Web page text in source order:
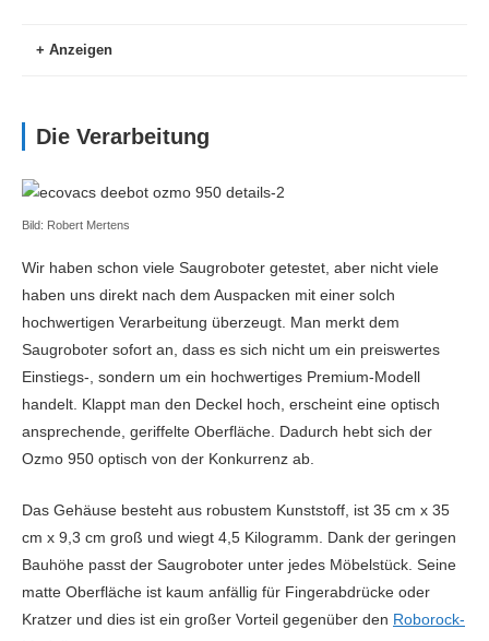
Anzeigen
Laufzeit (min)
Ladezeit (min)
Batteriekapazität (mAh) & Akkutyp
Bauweise
Bauform Rund
Reinigung
Saugkraft (pa)
Seitenbürsten
Filter HEPA
Die Verarbeitung
Bild: Robert Mertens
Wir haben schon viele Saugroboter getestet, aber nicht viele
haben uns direkt nach dem Auspacken mit einer solch
hochwertigen Verarbeitung überzeugt. Man merkt dem
Saugroboter sofort an, dass es sich nicht um ein preiswertes
Einstiegs-, sondern um ein hochwertiges Premium-Modell
handelt. Klappt man den Deckel hoch, erscheint eine optisch
ansprechende, geriffelte Oberfläche. Dadurch hebt sich der
Ozmo 950 optisch von der Konkurrenz ab.
Das Gehäuse besteht aus robustem Kunststoff, ist 35 cm x 35
cm x 9,3 cm groß und wiegt 4,5 Kilogramm. Dank der geringen
Bauhöhe passt der Saugroboter unter jedes Möbelstück. Seine
matte Oberfläche ist kaum anfällig für Fingerabdrücke oder
Kratzer und dies ist ein großer Vorteil gegenüber den Roborock-